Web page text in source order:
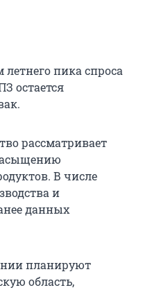
пика спроса
остается
рассматривает
В числе
и
данных
планируют
область,